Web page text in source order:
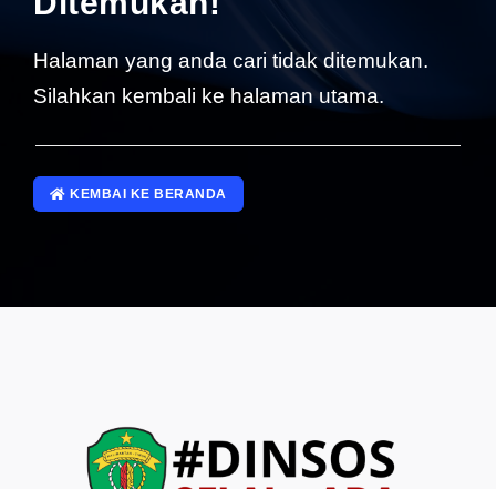
Halaman yang anda cari tidak ditemukan.
Silahkan kembali ke halaman utama.
KEMBAI KE BERANDA